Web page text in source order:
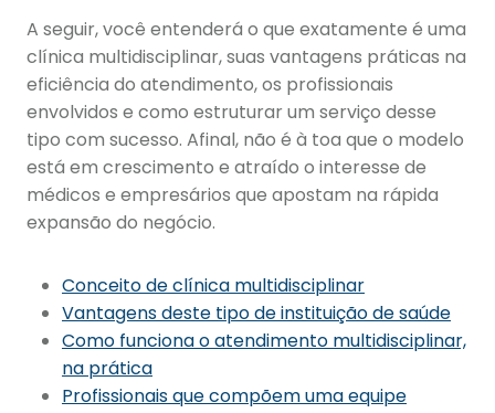
A seguir, você entenderá o que exatamente é uma
clínica multidisciplinar, suas vantagens práticas na
eficiência do atendimento, os profissionais
envolvidos e como estruturar um serviço desse
tipo com sucesso. Afinal, não é à toa que o modelo
está em crescimento e atraído o interesse de
médicos e empresários que apostam na rápida
expansão do negócio.
Conceito de clínica multidisciplinar
Vantagens deste tipo de instituição de saúde
Como funciona o atendimento multidisciplinar,
na prática
Profissionais que compõem uma equipe